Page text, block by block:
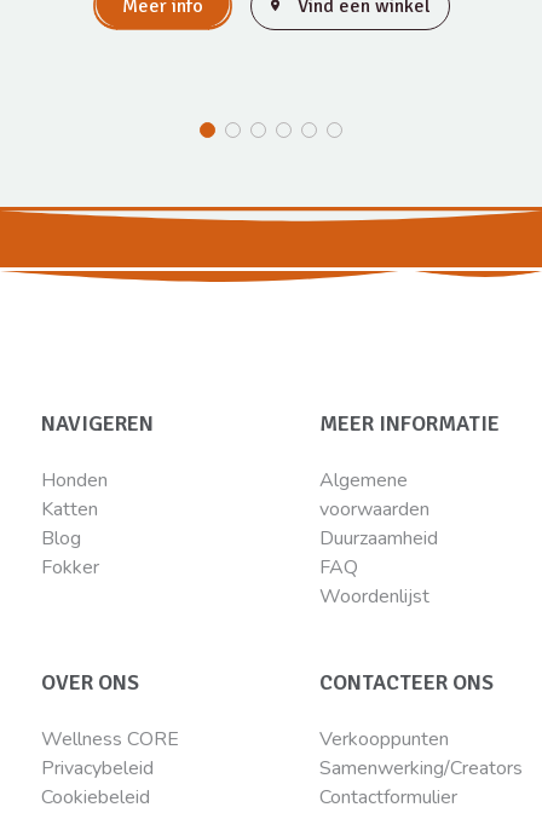
Meer info Vind een winkel
NAVIGEREN
Honden
Katten
Blog
Fokker
MEER INFORMATIE
Algemene
voorwaarden
Duurzaamheid
FAQ
Woordenlijst
OVER ONS
Wellness CORE
Privacybeleid
Cookiebeleid
CONTACTEER ONS
Verkooppunten
Samenwerking/Creators
Contactformulier